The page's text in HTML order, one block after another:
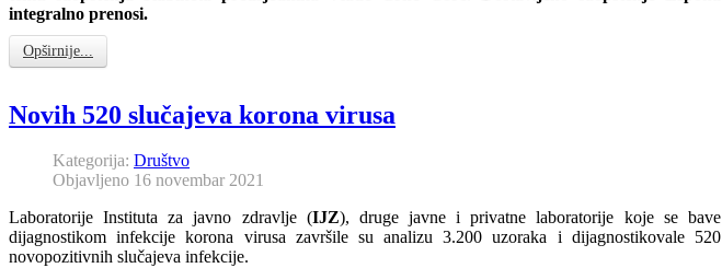
integralno prenosi.
Opširnije...
Novih 520 slučajeva korona virusa
Kategorija: Društvo
Objavljeno 16 novembar 2021
Laboratorije Instituta za javno zdravlje (IJZ), druge javne i privatne laboratorije koje se bave
dijagnostikom infekcije korona virusa završile su analizu 3.200 uzoraka i dijagnostikovale 520
novopozitivnih slučajeva infekcije.